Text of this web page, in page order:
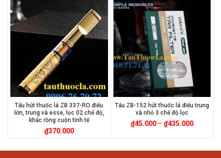
Tẩu hút thuốc lá ZB 337-RO điếu
lớn, trung và esse, lọc 02 chế độ,
khắc rồng cuộn tinh tế
₫370.000
Tẩu ZB-152 hút thuốc lá điếu trung
và nhỏ 3 chế độ lọc
₫45.000– ₫435.000